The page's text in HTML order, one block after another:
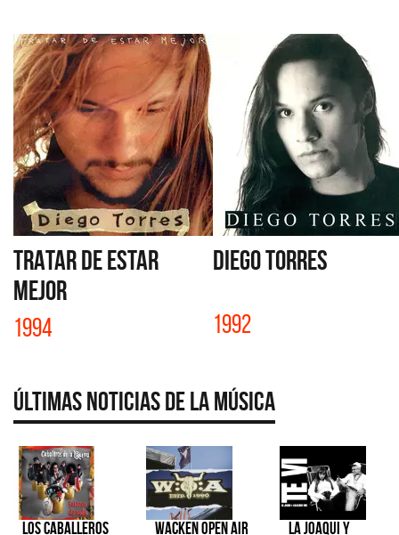
TRATAR DE ESTAR
MEJOR
1994
DIEGO TORRES
1992
Últimas Noticias de la Música
Los Caballeros
Wacken Open Air
La Joaqui y